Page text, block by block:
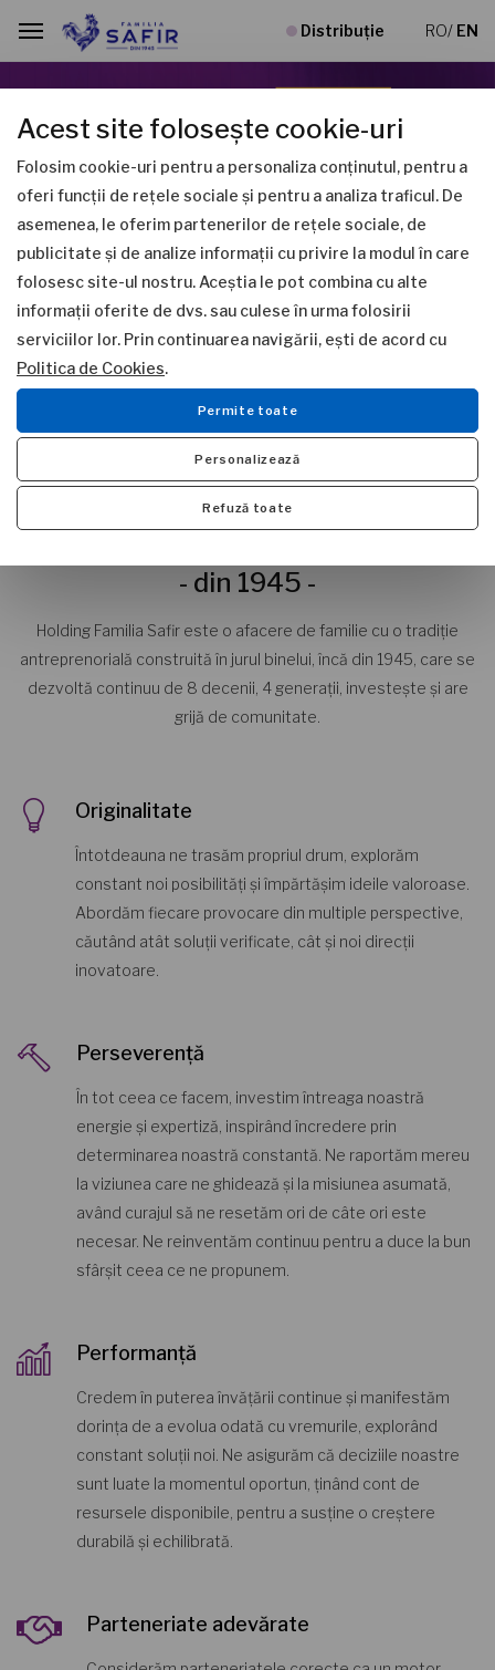
Distribuție RO/ EN
NE CAUȚI PRODUSELE?
NU NE GĂSEȘTI LA RAFT?
- din 1945 -
Holding Familia Safir este o afacere de familie cu o tradiție
antreprenorială construită în jurul binelui, încă din 1945, care se
dezvoltă continuu de 8 decenii, 4 generații, investește și are
grijă de comunitate.
Originalitate
Întotdeauna ne trasăm propriul drum, explorăm
constant noi posibilități și împărtășim ideile valoroase.
Abordăm fiecare provocare din multiple perspective,
căutând atât soluții verificate, cât și noi direcții
inovatoare.
Perseverență
În tot ceea ce facem, investim întreaga noastră
energie și expertiză, inspirând încredere prin
determinarea noastră constantă. Ne raportăm mereu
la viziunea care ne ghidează și la misiunea asumată,
având curajul să ne resetăm ori de câte ori este
necesar. Ne reinventăm continuu pentru a duce la bun
sfârșit ceea ce ne propunem.
Performanță
Credem în puterea învățării continue și manifestăm
dorința de a evolua odată cu vremurile, explorând
constant soluții noi. Ne asigurăm că deciziile noastre
sunt luate la momentul oportun, ținând cont de
resursele disponibile, pentru a susține o creștere
durabilă și echilibrată.
Parteneriate adevărate
Acest site folosește cookie-uri
Folosim cookie-uri pentru a personaliza conținutul, pentru a
oferi funcții de rețele sociale și pentru a analiza traficul. De
asemenea, le oferim partenerilor de rețele sociale, de
publicitate și de analize informații cu privire la modul în care
folosesc site-ul nostru. Aceștia le pot combina cu alte
informații oferite de dvs. sau culese în urma folosirii
serviciilor lor. Prin continuarea navigării, ești de acord cu
Politica de Cookies.
Permite toate
Personalizează
Refuză toate